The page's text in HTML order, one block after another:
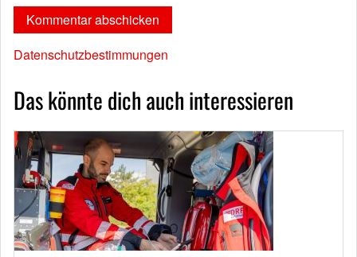
Datenschutzbestimmungen
Das könnte dich auch interessieren